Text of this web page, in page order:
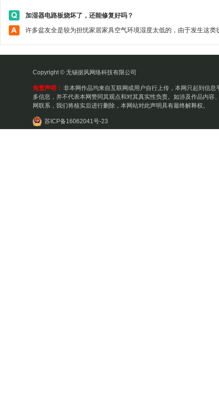
加湿器电路板烧坏了，还能修复好吗？
Copyright © 无锡据风网络科技有限公司
免责声明： 非本网作品均来自互联网或用户自行上传，本网只起到信息
多信息，并不代表本网赞同其观点和对其真实性负责。如涉及作品内容
网联系，我们将核实后进行删除，本网站对此声明具有最终解释权。
苏ICP备16062041号-23